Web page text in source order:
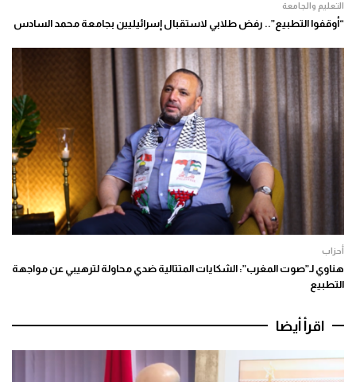
التعليم والجامعة
“أوقفوا التطبيع”.. رفض طلابي لاستقبال إسرائيليين بجامعة محمد السادس
أحزاب
هناوي لـ”صوت المغرب”: الشكايات المتتالية ضدي محاولة لترهيبي عن مواجهة
التطبيع
اقرأ أيضا